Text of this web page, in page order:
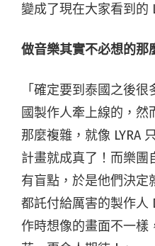
變成了現在大家看到的
做音樂其實不必想的那
「確定要到泰國之後
國製作人牽上線的，然
那麼複雜，就像 LYRA
計畫就成真了！而樂團
有盲點，於是他們決定
都託付給厲害的製作人
作時想像的畫面不一樣